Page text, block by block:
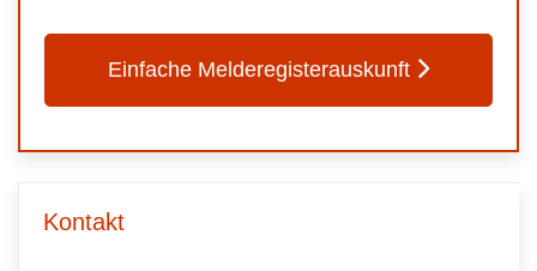
Einfache Melderegisterauskunft
Kontakt